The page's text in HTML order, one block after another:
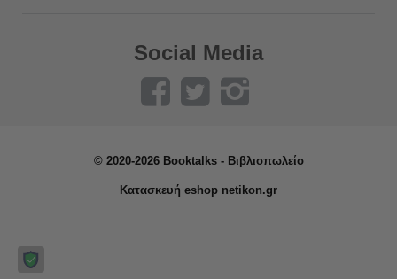
Social Media
© 2020-2026 Booktalks - Βιβλιοπωλείο
Κατασκευή eshop netikon.gr